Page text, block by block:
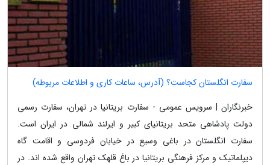
سفارت انگلستان کجاست؟ (آدرس، ساعات کاری و اطلاعات مربوطه)
خبرنگاران | سرویس عمومی - سفارت بریتانیا در تهران، سفارت رسمی
دولت پادشاهی متحد بریتانیای کبیر و ایرلند شمالی در ایران است.
سفارت انگلستان در باغی وسیع در خیابان فردوسی و اقامت گاه
دیپلماتیک و مرکز فرهنگی بریتانیا در باغ قلهک تهران واقع شده اند. در